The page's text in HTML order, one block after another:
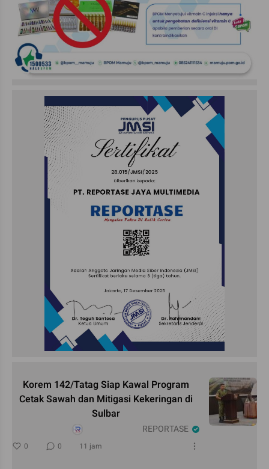
Korem 142/Tatag Siap Kawal Program
Cetak Sawah dan Mitigasi Kekeringan di
Sulbar
REPORTASE
0 0 11 jam